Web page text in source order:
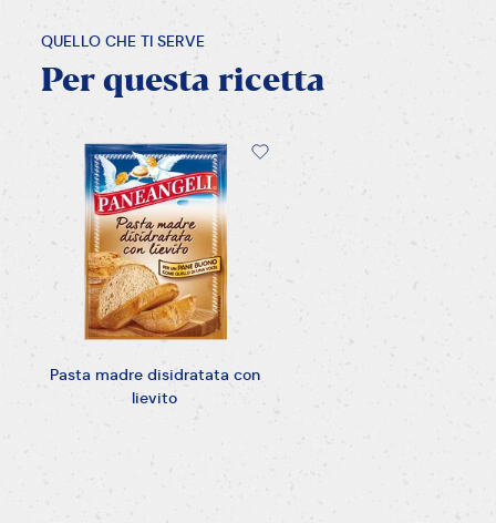
QUELLO CHE TI SERVE
Per questa ricetta
Pasta madre disidratata con
lievito